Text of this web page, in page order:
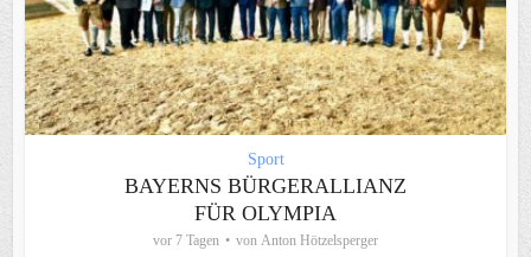
Sport
BAYERNS BÜRGERALLIANZ
FÜR OLYMPIA
vor 7 Tagen von Anton Hötzelsperger